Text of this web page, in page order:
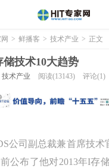
> 鲜播客 > 技术产业 > 正文
储技术10大趋势
技术产业 阅读(13143) 评论(1)
公司副总裁兼首席技术
公布了他对2013年I存